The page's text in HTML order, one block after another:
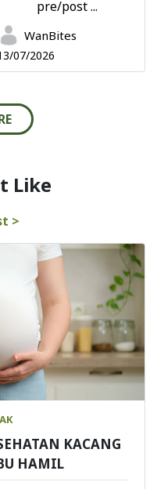
pre/post ...
WanBites
07/2026
Like
>
KACANG
HAMIL